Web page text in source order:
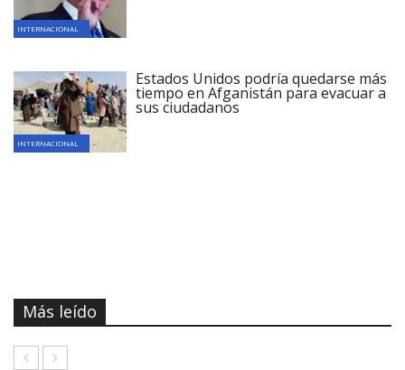
INTERNACIONAL
INTERNACIONAL
Estados Unidos podría quedarse más
tiempo en Afganistán para evacuar a
sus ciudadanos
Más leído